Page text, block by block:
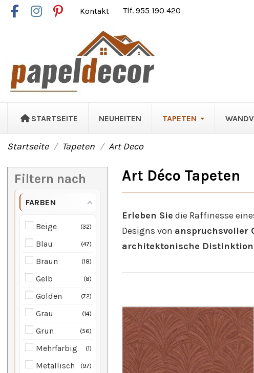
Kontakt Tlf. 955 190 420
STARTSEITE NEUHEITEN TAPETEN
Startseite Tapeten Art Deco
Art Déco Tapeten
Erleben Sie die Raffinesse
Designs von anspruchsvoller
architektonische Distinktion
Filtern nach
FARBEN
Beige 32
Blau 47
Braun 18
Gelb 8
Golden 72
Grau 14
Grun 56
Mehrfarbig 1
Metallisch 97